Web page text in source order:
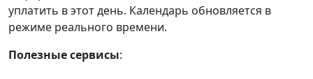
уплатить в этот день. Календарь обновляется в
режиме реального времени.
Полезные сервисы: